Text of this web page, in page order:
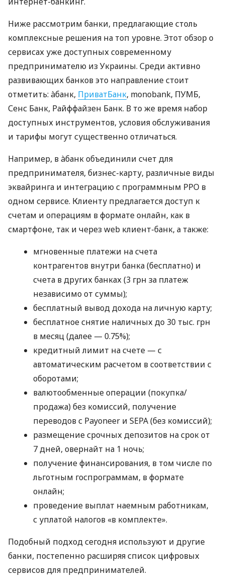
Ниже рассмотрим банки, предлагающие столь
комплексные решения на топ уровне. Этот обзор о
сервисах уже доступных современному
предпринимателю из Украины. Среди активно
развивающих банков это направление стоит
отметить: àбанк, ПриватБанк, monobank, ПУМБ,
Сенс Банк, Райффайзен Банк. В то же время набор
доступных инструментов, условия обслуживания
и тарифы могут существенно отличаться.
Например, в àбанк объединили счет для
предпринимателя, бизнес-карту, различные виды
эквайринга и интеграцию с программным РРО в
одном сервисе. Клиенту предлагается доступ к
счетам и операциям в формате онлайн, как в
смартфоне, так и через web клиент-банк, а также:
мгновенные платежи на счета
контрагентов внутри банка (бесплатно) и
счета в других банках (3 грн за платеж
независимо от суммы);
бесплатный вывод дохода на личную карту;
бесплатное снятие наличных до 30 тыс. грн
в месяц (далее — 0.75%);
кредитный лимит на счете — с
автоматическим расчетом в соответствии с
оборотами;
валютообменные операции (покупка/
продажа) без комиссий, получение
переводов с Payoneer и SEPA (без комиссий);
размещение срочных депозитов на срок от
7 дней, овернайт на 1 ночь;
получение финансирования, в том числе по
льготным госпрограммам, в формате
онлайн;
проведение выплат наемным работникам,
с уплатой налогов «в комплекте».
Подобный подход сегодня используют и другие
банки, постепенно расширяя список цифровых
сервисов для предпринимателей.